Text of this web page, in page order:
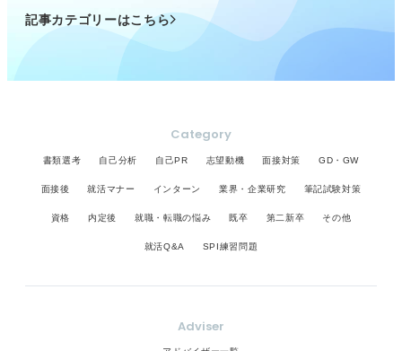
記事カテゴリーはこちら
Category
書類選考 自己分析 自己PR 志望動機 面接対策 GD・GW
面接後 就活マナー インターン 業界・企業研究 筆記試験対策
資格 内定後 就職・転職の悩み 既卒 第二新卒 その他
就活Q&A SPI練習問題
Adviser